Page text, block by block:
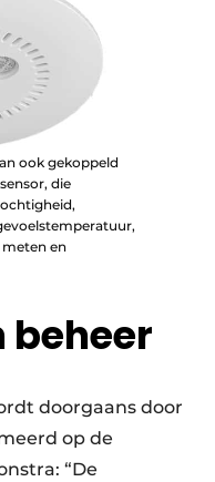
ook gekoppeld
die
en
beheer
doorgaans door
op de
“De